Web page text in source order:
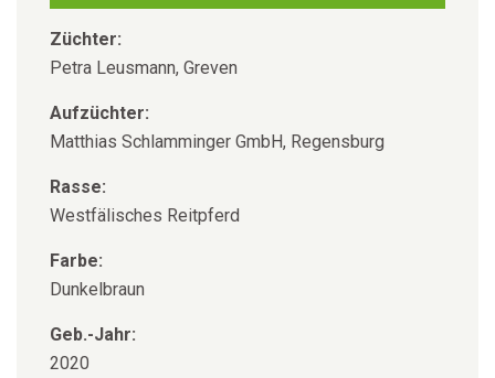
Züchter:
Petra Leusmann, Greven
Aufzüchter:
Matthias Schlamminger GmbH, Regensburg
Rasse:
Westfälisches Reitpferd
Farbe:
Dunkelbraun
Geb.-Jahr:
2020